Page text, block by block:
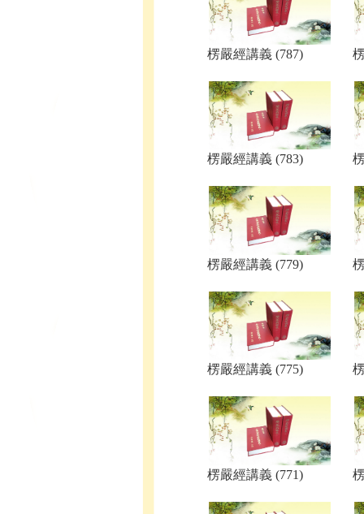
楞嚴經講義 (787)
楞嚴經講義 (783)
楞嚴經講義 (779)
楞嚴經講義 (775)
楞嚴經講義 (771)